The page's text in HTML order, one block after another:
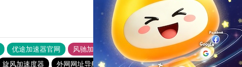
优途加速器官网 风驰加速器
旋风加速器
旋风加速度器 外网网址导航 软件中心 海鸥加速器